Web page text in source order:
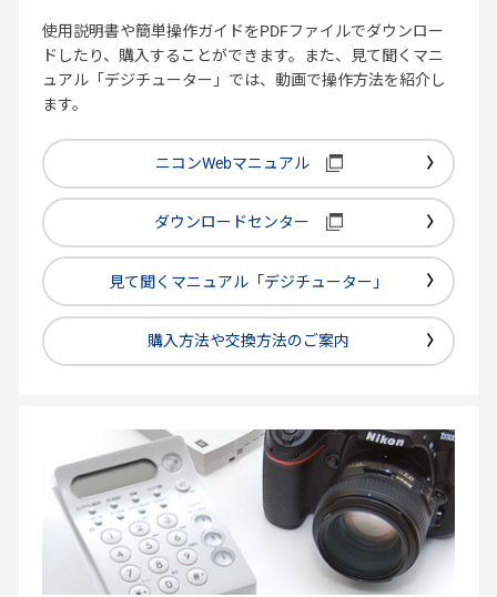
使用説明書や簡単操作ガイドをPDFファイルでダウンロー
ドしたり、購入することができます。また、見て聞くマニ
ュアル「デジチューター」では、動画で操作方法を紹介し
ます。
ニコンWebマニュアル
ダウンロードセンター
見て聞くマニュアル「デジチューター」
購入方法や交換方法のご案内